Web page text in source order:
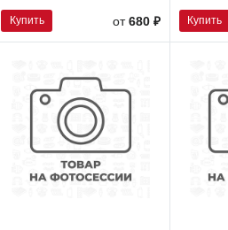
Купить от680 ₽ Купить